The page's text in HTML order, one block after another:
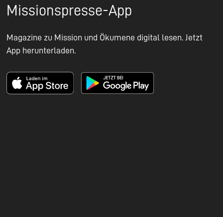
Missionspresse-App
Magazine zu Mission und Ökumene digital lesen. Jetzt
App herunterladen.